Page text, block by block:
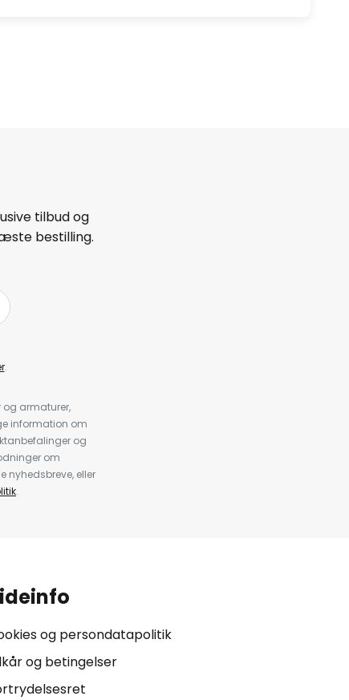
tilbud og
bestilling.
.
armaturer,
information om
og
om
nyhedsbreve, eller
.
og persondatapolitik
og betingelser